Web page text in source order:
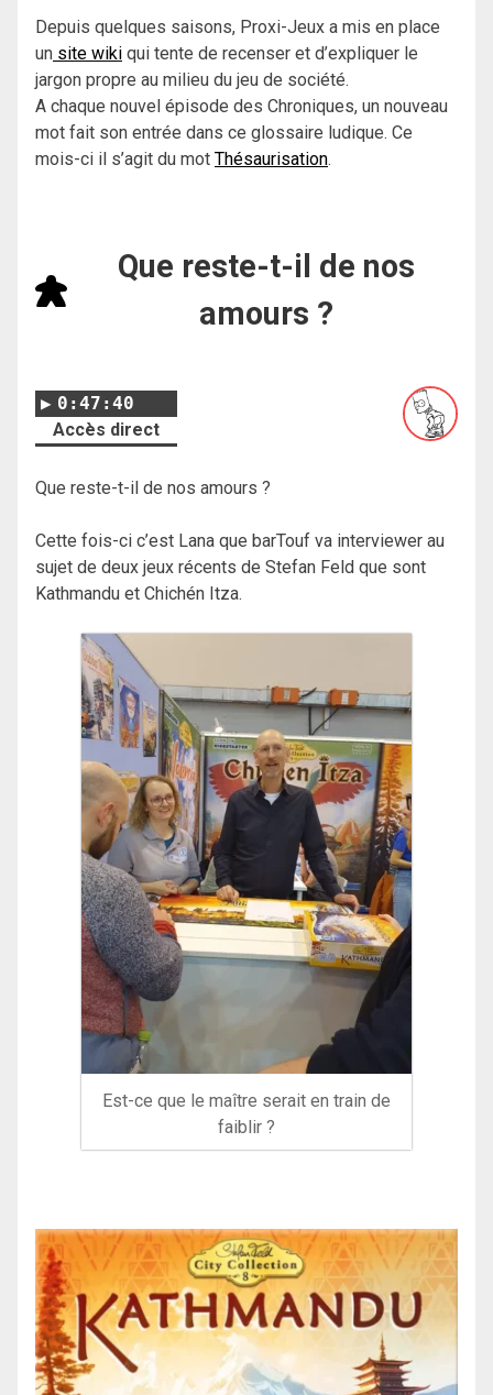
Depuis quelques saisons, Proxi-Jeux a mis en place
un site wiki qui tente de recenser et d’expliquer le
jargon propre au milieu du jeu de société.
A chaque nouvel épisode des Chroniques, un nouveau
mot fait son entrée dans ce glossaire ludique. Ce
mois-ci il s’agit du mot Thésaurisation.
Que reste-t-il de nos
amours ?
0:47:40
Accès direct
Que reste-t-il de nos amours ?
Cette fois-ci c’est Lana que barTouf va interviewer au
sujet de deux jeux récents de Stefan Feld que sont
Kathmandu et Chichén Itza.
Est-ce que le maître serait en train de
faiblir ?